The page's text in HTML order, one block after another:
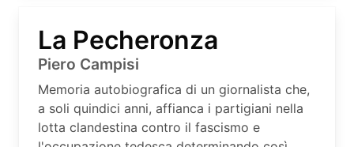
La Pecheronza
Piero Campisi
Memoria autobiografica di un giornalista che,
a soli quindici anni, affianca i partigiani nella
lotta clandestina contro il fascismo e